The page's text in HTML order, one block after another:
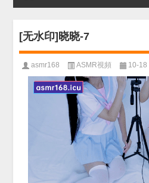
[无水印]晓晓-7
asmr168 ASMR視頻 10-18